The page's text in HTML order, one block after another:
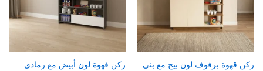
ركن قهوة برفوف لون بيج مع بني
ركن قهوة لون أبيض مع رمادي